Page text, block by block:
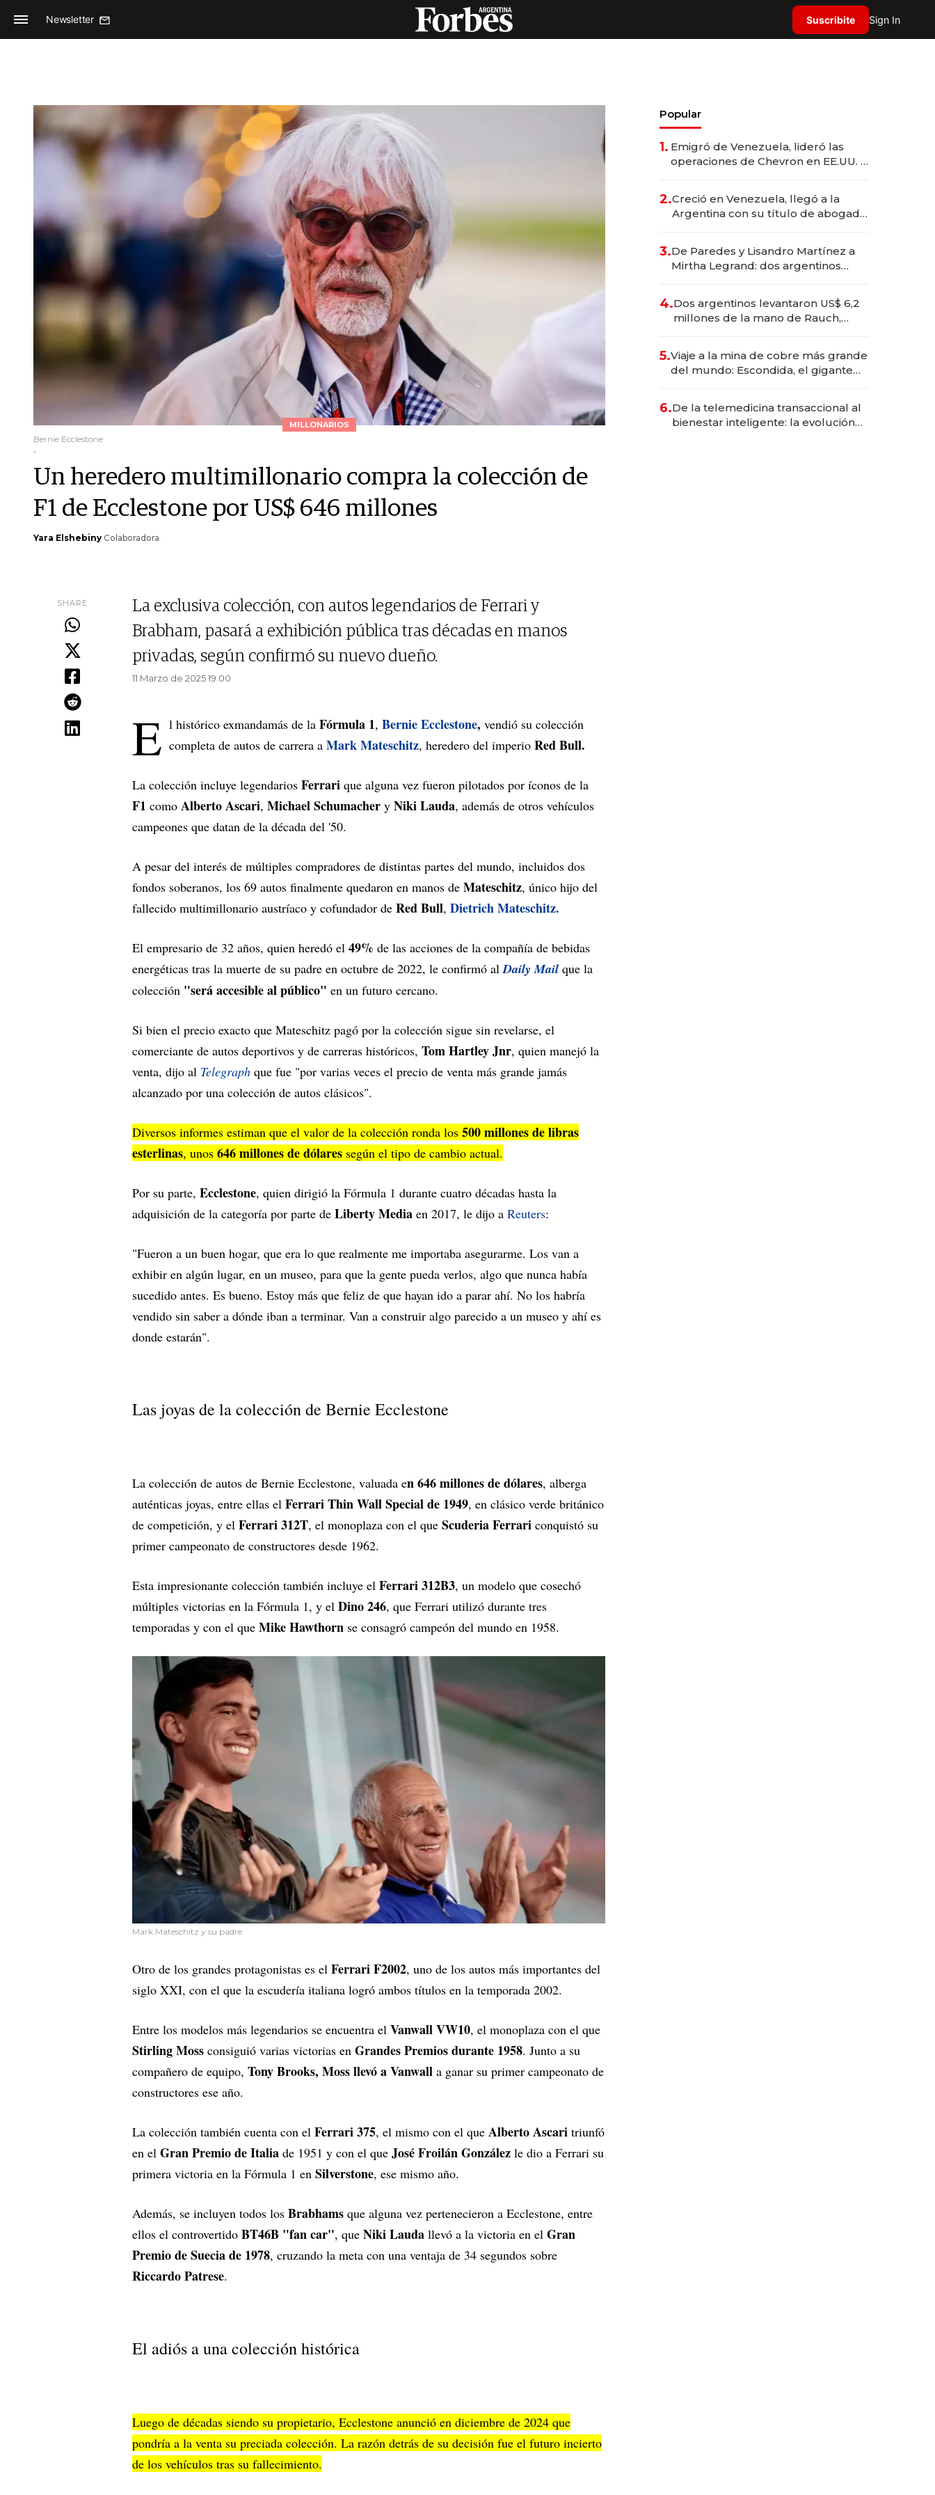
Newsletter Suscribite Sign In
MILLONARIOS
Bernie Ecclestone
.
Un heredero multimillonario compra la colección de
F1 de Ecclestone por US$ 646 millones
Yara Elshebiny Colaboradora
SHARE
La exclusiva colección, con autos legendarios de Ferrari y
Brabham, pasará a exhibición pública tras décadas en manos
privadas, según confirmó su nuevo dueño.
11 Marzo de 2025 19.00
E l histórico exmandamás de la Fórmula 1, Bernie Ecclestone, vendió su colección
completa de autos de carrera a Mark Mateschitz, heredero del imperio Red Bull.
La colección incluye legendarios Ferrari que alguna vez fueron pilotados por íconos de la
F1 como Alberto Ascari, Michael Schumacher y Niki Lauda, además de otros vehículos
campeones que datan de la década del '50.
A pesar del interés de múltiples compradores de distintas partes del mundo, incluidos dos
fondos soberanos, los 69 autos finalmente quedaron en manos de Mateschitz, único hijo del
fallecido multimillonario austríaco y cofundador de Red Bull, Dietrich Mateschitz.
El empresario de 32 años, quien heredó el 49% de las acciones de la compañía de bebidas
energéticas tras la muerte de su padre en octubre de 2022, le confirmó al Daily Mail que la
colección "será accesible al público" en un futuro cercano.
Si bien el precio exacto que Mateschitz pagó por la colección sigue sin revelarse, el
comerciante de autos deportivos y de carreras históricos, Tom Hartley Jnr, quien manejó la
venta, dijo al Telegraph que fue "por varias veces el precio de venta más grande jamás
alcanzado por una colección de autos clásicos".
Diversos informes estiman que el valor de la colección ronda los 500 millones de libras
esterlinas, unos 646 millones de dólares según el tipo de cambio actual.
Por su parte, Ecclestone, quien dirigió la Fórmula 1 durante cuatro décadas hasta la
adquisición de la categoría por parte de Liberty Media en 2017, le dijo a Reuters:
"Fueron a un buen hogar, que era lo que realmente me importaba asegurarme. Los van a
exhibir en algún lugar, en un museo, para que la gente pueda verlos, algo que nunca había
sucedido antes. Es bueno. Estoy más que feliz de que hayan ido a parar ahí. No los habría
vendido sin saber a dónde iban a terminar. Van a construir algo parecido a un museo y ahí es
donde estarán".
Las joyas de la colección de Bernie Ecclestone
La colección de autos de Bernie Ecclestone, valuada en 646 millones de dólares, alberga
auténticas joyas, entre ellas el Ferrari Thin Wall Special de 1949, en clásico verde británico
de competición, y el Ferrari 312T, el monoplaza con el que Scuderia Ferrari conquistó su
primer campeonato de constructores desde 1962.
Esta impresionante colección también incluye el Ferrari 312B3, un modelo que cosechó
múltiples victorias en la Fórmula 1, y el Dino 246, que Ferrari utilizó durante tres
temporadas y con el que Mike Hawthorn se consagró campeón del mundo en 1958.
Mark Mateschitz y su padre
Otro de los grandes protagonistas es el Ferrari F2002, uno de los autos más importantes del
siglo XXI, con el que la escudería italiana logró ambos títulos en la temporada 2002.
Entre los modelos más legendarios se encuentra el Vanwall VW10, el monoplaza con el que
Stirling Moss consiguió varias victorias en Grandes Premios durante 1958. Junto a su
compañero de equipo, Tony Brooks, Moss llevó a Vanwall a ganar su primer campeonato de
constructores ese año.
La colección también cuenta con el Ferrari 375, el mismo con el que Alberto Ascari triunfó
en el Gran Premio de Italia de 1951 y con el que José Froilán González le dio a Ferrari su
primera victoria en la Fórmula 1 en Silverstone, ese mismo año.
Además, se incluyen todos los Brabhams que alguna vez pertenecieron a Ecclestone, entre
ellos el controvertido BT46B "fan car", que Niki Lauda llevó a la victoria en el Gran
Premio de Suecia de 1978, cruzando la meta con una ventaja de 34 segundos sobre
Riccardo Patrese.
El adiós a una colección histórica
Luego de décadas siendo su propietario, Ecclestone anunció en diciembre de 2024 que
pondría a la venta su preciada colección. La razón detrás de su decisión fue el futuro incierto
de los vehículos tras su fallecimiento.
Popular
1. Emigró de Venezuela, lideró las
operaciones de Chevron en EE.UU. y
2.Creció en Venezuela, llegó a la
Argentina con su título de abogado
marcas "fast premium"
3.De Paredes y Lisandro Martínez a
Mirtha Legrand: dos argentinos
deportivo y el cuidado corporal
4.Dos argentinos levantaron US$ 6,2
millones de la mano de Rauch,
5.Viaje a la mina de cobre más grande
del mundo: Escondida, el gigante
6.De la telemedicina transaccional al
bienestar inteligente: la evolución